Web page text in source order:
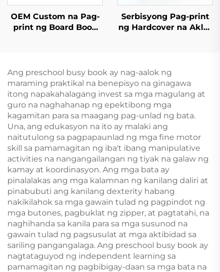
OEM Custom na Pag-
print ng Board Book
sa mga Bata na May
Interactive na English
na Children Board
Book
Serbisyong Pag-print
ng Hardcover na Aklat
Gilid
Ang preschool busy book ay nag-aalok ng
maraming praktikal na benepisyo na ginagawa
itong napakahalagang invest sa mga magulang at
guro na naghahanap ng epektibong mga
kagamitan para sa maagang pag-unlad ng bata.
Una, ang edukasyon na ito ay malaki ang
naitutulong sa pagpapaunlad ng mga fine motor
skill sa pamamagitan ng iba't ibang manipulative
activities na nangangailangan ng tiyak na galaw ng
kamay at koordinasyon. Ang mga bata ay
pinalalakas ang mga kalamnan ng kanilang daliri at
pinabubuti ang kanilang dexterity habang
nakikilahok sa mga gawain tulad ng pagpindot ng
mga butones, pagbuklat ng zipper, at pagtatahi, na
naghihanda sa kanila para sa mga susunod na
gawain tulad ng pagsusulat at mga aktibidad sa
sariling pangangalaga. Ang preschool busy book ay
nagtataguyod ng independent learning sa
pamamagitan ng pagbibigay-daan sa mga bata na